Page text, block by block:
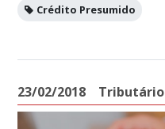
Crédito Presumido
23/02/2018 Tributário